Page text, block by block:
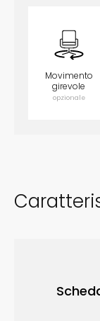
Movimento
girevole
opzionale